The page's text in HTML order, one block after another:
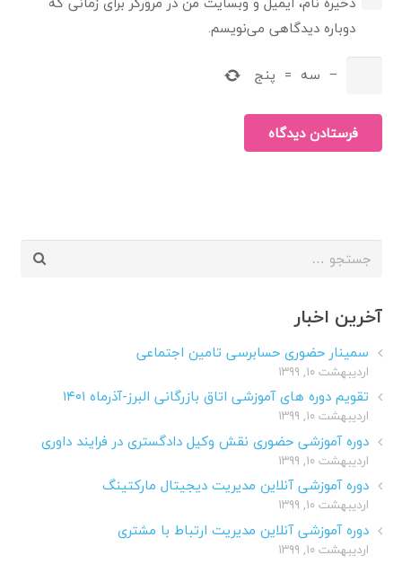
دوباره دیدگاهی می‌نویسم.
− سه = پنج
فرستادن دیدگاه
جستجو
آخرین اخبار
سمینار حضوری حسابرسی تامین اجتماعی
اردیبهشت ۱۰, ۱۳۹۹
تقویم دوره های آموزشی اتاق بازرگانی البرز-آذرماه ۱۴۰۱
اردیبهشت ۱۰, ۱۳۹۹
دوره آموزشی حضوری نقش وکیل دادگستری در فرایند داوری
اردیبهشت ۱۰, ۱۳۹۹
دوره آموزشی آنلاین مدیریت دیجیتال مارکتینگ
اردیبهشت ۱۰, ۱۳۹۹
دوره آموزشی آنلاین مدیریت ارتباط با مشتری
اردیبهشت ۱۰, ۱۳۹۹